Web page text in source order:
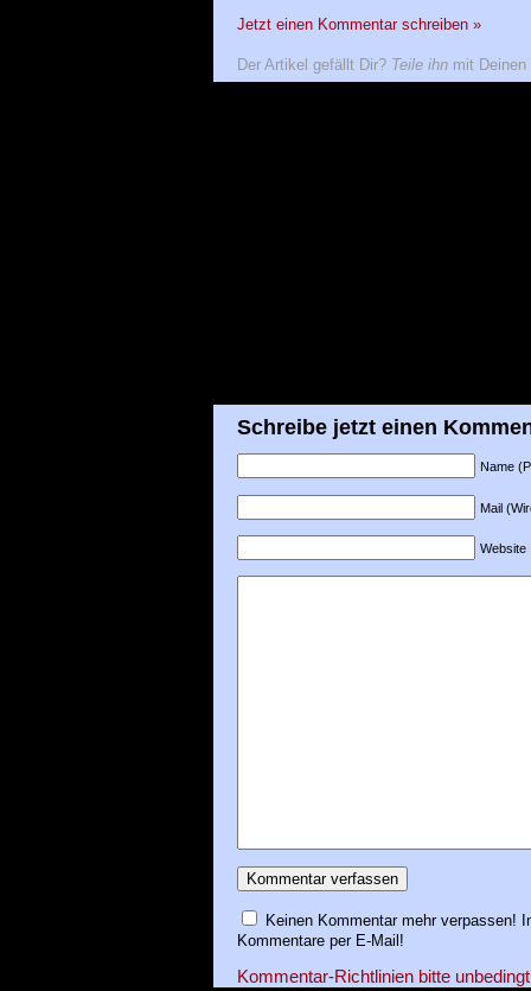
Jetzt einen Kommentar schreiben »
Der Artikel gefällt Dir? Teile ihnmit Deinen
Schreibe jetzt einen
Name
Mail
Website
Keinen Kommentar mehr verpassen!
Kommentare per E-Mail!
Kommentar-Richtlinien bitte